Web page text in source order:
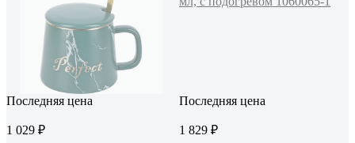
Последняя цена
1 029 ₽
Последняя цена
1 829 ₽